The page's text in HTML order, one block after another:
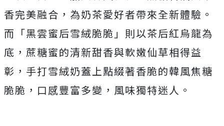
香完美融合，為奶茶愛好者帶來全新體驗。
而「黑雲蜜后雪絨脆脆」則以茶后紅烏龍為
底，蔗糖蜜的清新甜香與軟嫩仙草相得益
彰，手打雪絨奶蓋上點綴著香脆的韓風焦糖
脆脆，口感豐富多變，風味獨特迷人。